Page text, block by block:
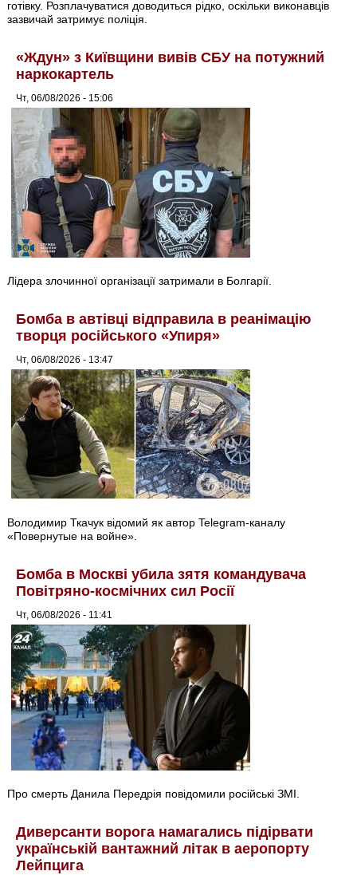
готівку. Розплачуватися доводиться рідко, оскільки виконавців
зазвичай затримує поліція.
«Ждун» з Київщини вивів СБУ на потужний
наркокартель
Чт, 06/08/2026 - 15:06
Лідера злочинної організації затримали в Болгарії.
Бомба в автівці відправила в реанімацію
творця російського «Упиря»
Чт, 06/08/2026 - 13:47
Володимир Ткачук відомий як автор Telegram-каналу
«Повернутые на войне».
Бомба в Москві убила зятя командувача
Повітряно-космічних сил Росії
Чт, 06/08/2026 - 11:41
Про смерть Данила Передрія повідомили російські ЗМІ.
Диверсанти ворога намагались підірвати
українській вантажний літак в аеропорту
Лейпцига